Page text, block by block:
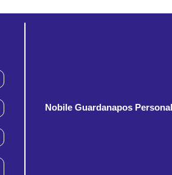
Nobile Guardanapos